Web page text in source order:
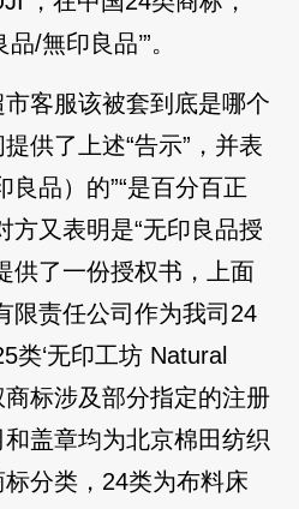
/無印良品’”。
客服该被套到底是哪个
供了上述“告示”，并表
良品）的”“是百分百正
方又表明是“无印良品授
供了一份授权书，上面
限责任公司作为我司24
类‘无印工坊 Natural
商标涉及部分指定的注册
盖章均为北京棉田纺织
分类，24类为布料床